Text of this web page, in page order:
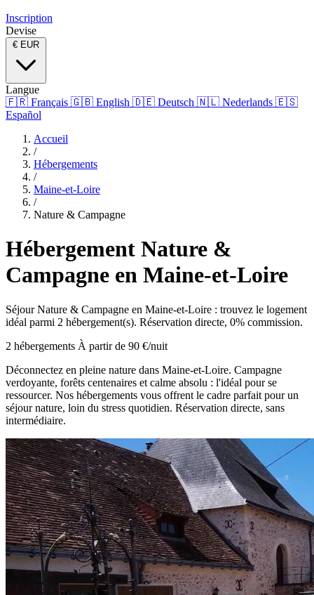
Inscription
Devise
€ EUR
Langue
🇫🇷 Français 🇬🇧 English 🇩🇪 Deutsch 🇳🇱 Nederlands 🇪🇸
Español
Accueil
/
Hébergements
/
Maine-et-Loire
/
Nature & Campagne
Hébergement Nature &
Campagne en Maine-et-Loire
Séjour Nature & Campagne en Maine-et-Loire : trouvez le logement
idéal parmi 2 hébergement(s). Réservation directe, 0% commission.
2 hébergements À partir de 90 €/nuit
Déconnectez en pleine nature dans Maine-et-Loire. Campagne
verdoyante, forêts centenaires et calme absolu : l'idéal pour se
ressourcer. Nos hébergements vous offrent le cadre parfait pour un
séjour nature, loin du stress quotidien. Réservation directe, sans
intermédiaire.